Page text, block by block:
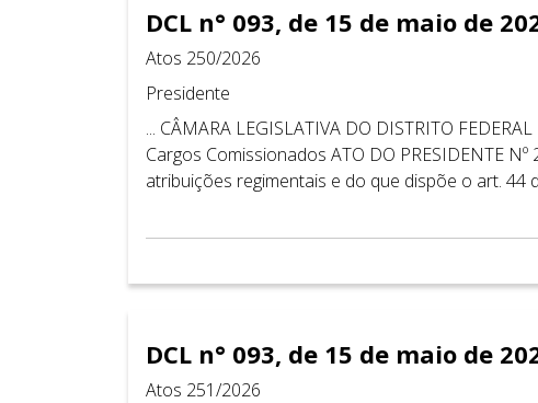
DCL n° 093, de 15 de maio de
Atos 250/2026
Presidente
... CÂMARA LEGISLATIVA DO DISTRITO
Cargos Comissionados ATO DO PRESIDENTE
atribuições regimentais e do que dispõe o art. 44
DCL n° 093, de 15 de maio de
Atos 251/2026